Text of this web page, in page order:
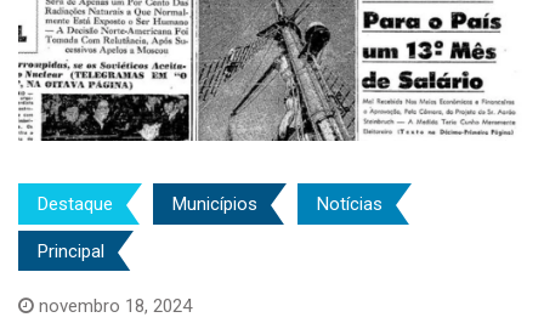
Destaque Municípios Notícias
Principal
novembro 18, 2024